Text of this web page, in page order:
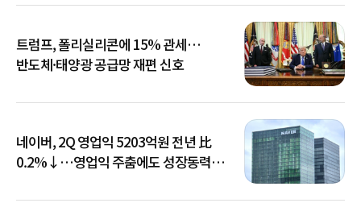
트럼프, 폴리실리콘에 15% 관세…
반도체·태양광 공급망 재편 신호
네이버, 2Q 영업익 5203억원 전년 比
0.2%↓…영업익 주춤에도 성장동력